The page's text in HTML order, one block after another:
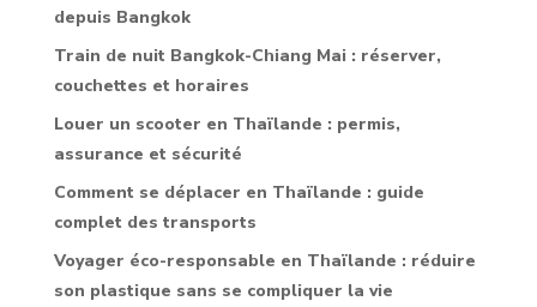
depuis Bangkok
Train de nuit Bangkok-Chiang Mai : réserver,
couchettes et horaires
Louer un scooter en Thaïlande : permis,
assurance et sécurité
Comment se déplacer en Thaïlande : guide
complet des transports
Voyager éco-responsable en Thaïlande : réduire
son plastique sans se compliquer la vie